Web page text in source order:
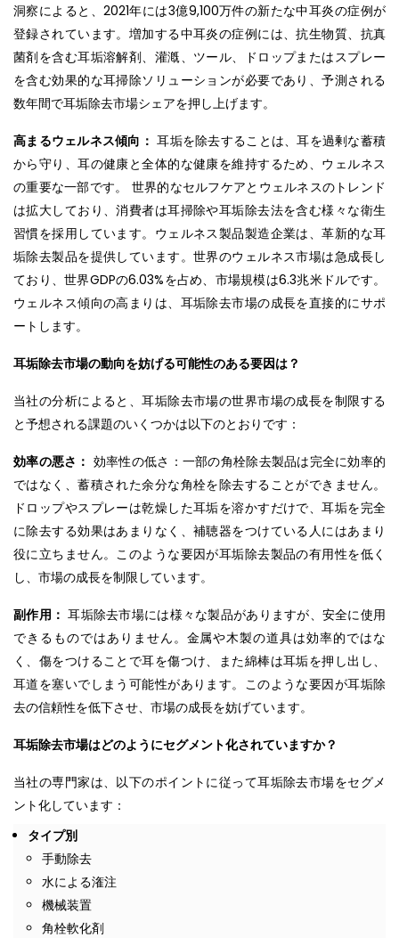
洞察によると、2021年には3億9,100万件の新たな中耳炎の症例が
登録されています。増加する中耳炎の症例には、抗生物質、抗真
菌剤を含む耳垢溶解剤、灌漑、ツール、ドロップまたはスプレー
を含む効果的な耳掃除ソリューションが必要であり、予測される
数年間で耳垢除去市場シェアを押し上げます。
高まるウェルネス傾向： 耳垢を除去することは、耳を過剰な蓄積
から守り、耳の健康と全体的な健康を維持するため、ウェルネス
の重要な一部です。 世界的なセルフケアとウェルネスのトレンド
は拡大しており、消費者は耳掃除や耳垢除去法を含む様々な衛生
習慣を採用しています。ウェルネス製品製造企業は、革新的な耳
垢除去製品を提供しています。世界のウェルネス市場は急成長し
ており、世界GDPの6.03%を占め、市場規模は6.3兆米ドルです。
ウェルネス傾向の高まりは、耳垢除去市場の成長を直接的にサポ
ートします。
耳垢除去市場の動向を妨げる可能性のある要因は？
当社の分析によると、耳垢除去市場の世界市場の成長を制限する
と予想される課題のいくつかは以下のとおりです：
効率の悪さ： 効率性の低さ：一部の角栓除去製品は完全に効率的
ではなく、蓄積された余分な角栓を除去することができません。
ドロップやスプレーは乾燥した耳垢を溶かすだけで、耳垢を完全
に除去する効果はあまりなく、補聴器をつけている人にはあまり
役に立ちません。このような要因が耳垢除去製品の有用性を低く
し、市場の成長を制限しています。
副作用： 耳垢除去市場には様々な製品がありますが、安全に使用
できるものではありません。金属や木製の道具は効率的ではな
く、傷をつけることで耳を傷つけ、また綿棒は耳垢を押し出し、
耳道を塞いでしまう可能性があります。このような要因が耳垢除
去の信頼性を低下させ、市場の成長を妨げています。
耳垢除去市場はどのようにセグメント化されていますか？
当社の専門家は、以下のポイントに従って耳垢除去市場をセグメ
ント化しています：
タイプ別
手動除去
水による潅注
機械装置
角栓軟化剤